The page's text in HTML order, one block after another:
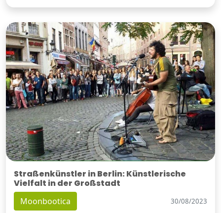
Straßenkünstler in Berlin: Künstlerische
Vielfalt in der Großstadt
Moonbootica 30/08/2023